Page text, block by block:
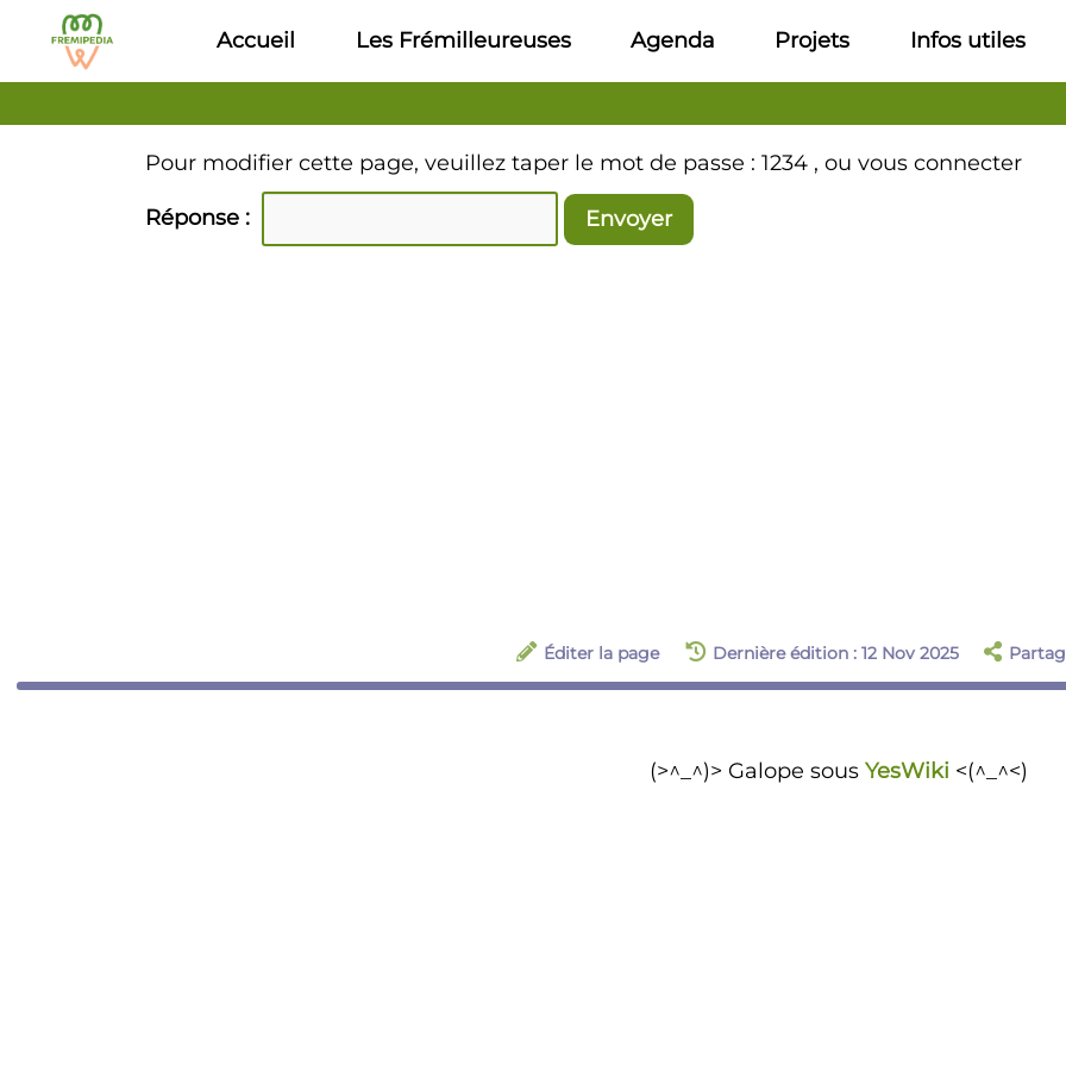
Aller au contenu principal
Accueil Les Frémilleureuses Agenda Projets Infos utiles
Pour modifier cette page, veuillez taper le mot de passe : 1234 , ou vous connecter
Réponse : Envoyer
Éditer la page Dernière édition : 12 Nov 2025
(>^_^)> Galope sous YesWiki <(^_^<)